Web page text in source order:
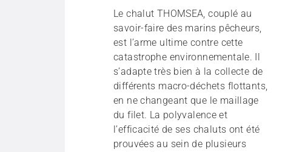
Le chalut THOMSEA, couplé au
savoir-faire des marins pêcheurs,
est l’arme ultime contre cette
catastrophe environnementale. Il
s’adapte très bien à la collecte de
différents macro-déchets flottants,
en ne changeant que le maillage
du filet. La polyvalence et
l’efficacité de ses chaluts ont été
prouvées au sein de plusieurs